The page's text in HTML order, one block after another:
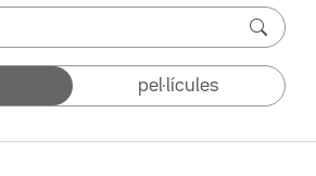
pel·lícules